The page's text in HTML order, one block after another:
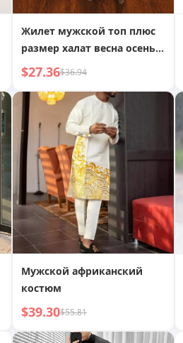
Жилет мужской топ плюс
размер халат весна осень
зима теплый воротник-
стойка верхняя одежда
$27.36$36.94
Мужской африканский
костюм
$39.30$55.81